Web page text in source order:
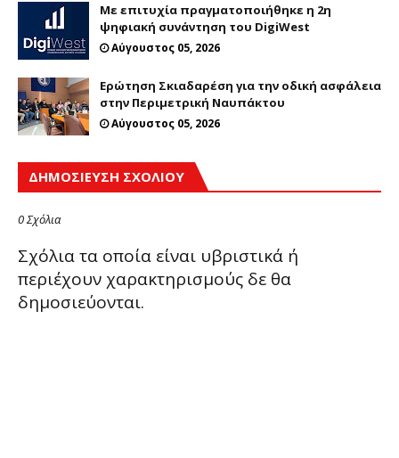
Με επιτυχία πραγματοποιήθηκε η 2η
ψηφιακή συνάντηση του DigiWest
Αύγουστος 05, 2026
Ερώτηση Σκιαδαρέση για την οδική ασφάλεια
στην Περιμετρική Ναυπάκτου
Αύγουστος 05, 2026
ΔΗΜΟΣΊΕΥΣΗ ΣΧΟΛΊΟΥ
0 Σχόλια
Σχόλια τα οποία είναι υβριστικά ή
περιέχουν χαρακτηρισμούς δε θα
δημοσιεύονται.